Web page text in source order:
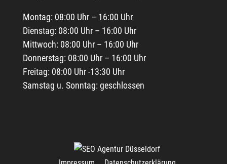
Montag: 08:00 Uhr – 16:00 Uhr
Dienstag: 08:00 Uhr – 16:00 Uhr
Mittwoch: 08:00 Uhr – 16:00 Uhr
Donnerstag: 08:00 Uhr – 16:00 Uhr
Freitag: 08:00 Uhr -13:30 Uhr
Samstag u. Sonntag: geschlossen